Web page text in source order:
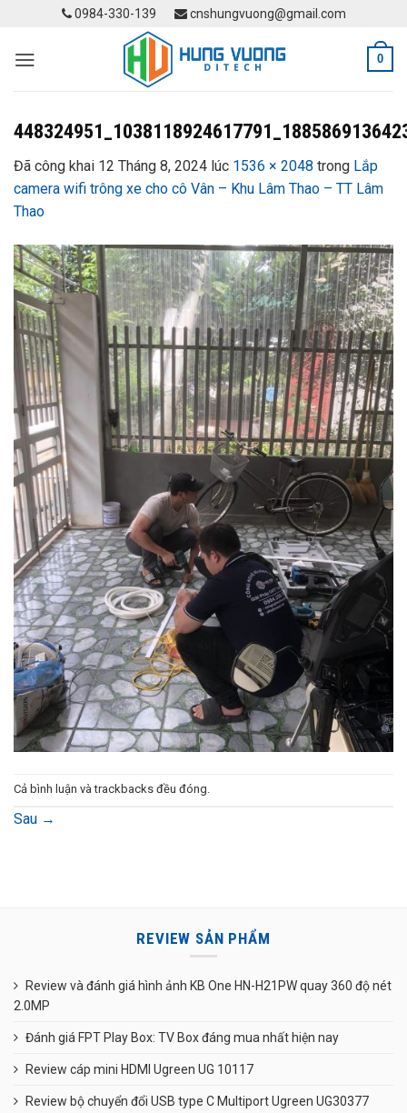
content
0984-330-139 cnshungvuong@gmail.com
0
Đã công khai 12 Tháng 8, 2024 lúc 1536 × 2048 trong Lắp
camera wifi trông xe cho cô Vân – Khu Lâm Thao – TT Lâm
Thao
Cả bình luận và trackbacks đều đóng.
Sau →
REVIEW SẢN PHẨM
Review và đánh giá hình ảnh KB One HN-H21PW quay 360 độ nét
2.0MP
Đánh giá FPT Play Box: TV Box đáng mua nhất hiện nay
Review cáp mini HDMI Ugreen UG 10117
Review bộ chuyển đổi USB type C Multiport Ugreen UG30377